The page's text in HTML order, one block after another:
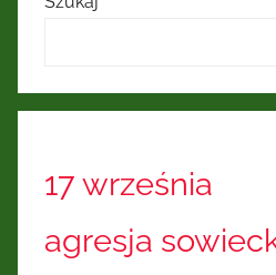
Kresów
Wschodnich
17 września
agresja